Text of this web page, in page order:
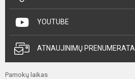
YOUTUBE
ATNAUJINIMŲ PRENUMERATA
Pamokų laikas